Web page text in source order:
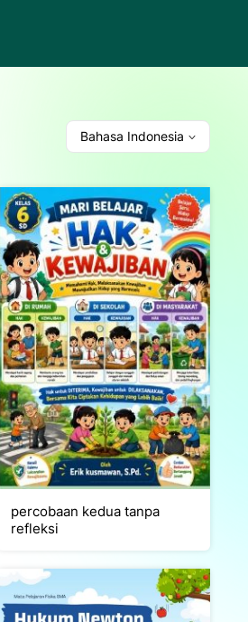
Bahasa Indonesia
percobaan kedua tanpa
refleksi